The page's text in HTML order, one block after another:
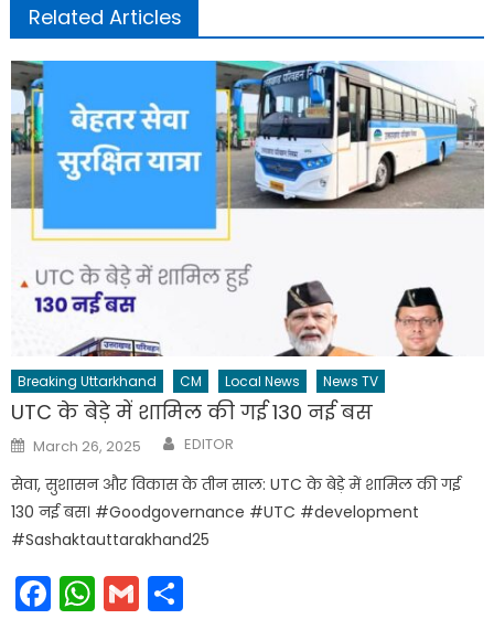
Related Articles
Breaking Uttarkhand CM Local News News TV
UTC के बेड़े में शामिल की गई 130 नई बस
Posted
on
March 26, 2025 Author
EDITOR
सेवा, सुशासन और विकास के तीन साल: UTC के बेड़े में शामिल की गई
130 नई बस। #Goodgovernance #UTC #development
#Sashaktauttarakhand25
Facebook
WhatsApp
Gmail